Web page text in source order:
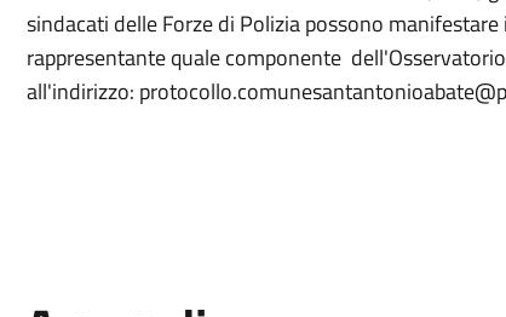
sindacati delleForzedi Poliziapossono manifestare
rappresentante quale componente
all'indirizzo: